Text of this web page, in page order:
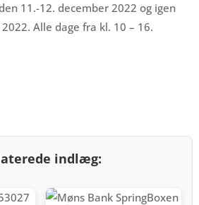
11.-12. december 2022 og igen
Alle dage fra kl. 10 – 16.
indlæg: